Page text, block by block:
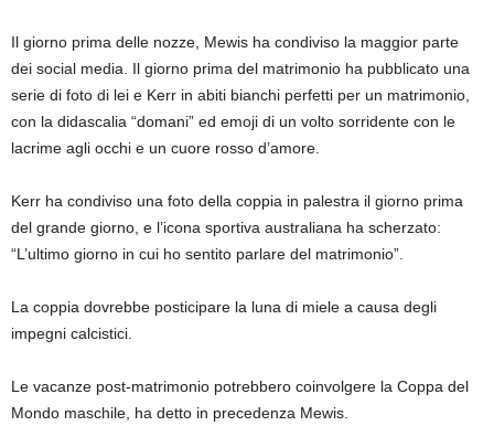
Il giorno prima delle nozze, Mewis ha condiviso la maggior parte
dei social media. Il giorno prima del matrimonio ha pubblicato una
serie di foto di lei e Kerr in abiti bianchi perfetti per un matrimonio,
con la didascalia “domani” ed emoji di un volto sorridente con le
lacrime agli occhi e un cuore rosso d’amore.
Kerr ha condiviso una foto della coppia in palestra il giorno prima
del grande giorno, e l’icona sportiva australiana ha scherzato:
“L’ultimo giorno in cui ho sentito parlare del matrimonio”.
La coppia dovrebbe posticipare la luna di miele a causa degli
impegni calcistici.
Le vacanze post-matrimonio potrebbero coinvolgere la Coppa del
Mondo maschile, ha detto in precedenza Mewis.